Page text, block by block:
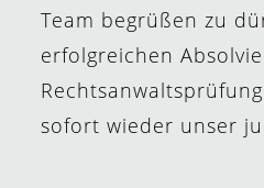
Team begrüßen zu
erfolgreichen
sofort wieder unser